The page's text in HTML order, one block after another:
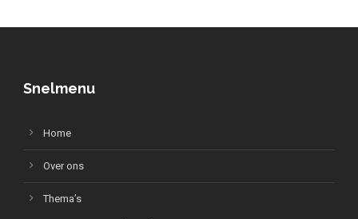
Snelmenu
Home
Over ons
Thema’s